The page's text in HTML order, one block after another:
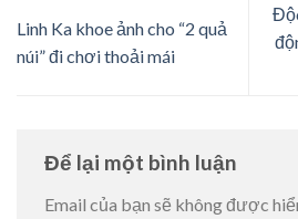
Linh Ka khoe ảnh cho “2 quả
núi” đi chơi thoải mái
Để lại một bình luận
Email của bạn sẽ không được